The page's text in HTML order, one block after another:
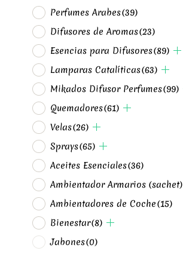
Perfumes Arabes(39)
Difusores de Aromas(23)
Esencias para Difusores(89)
Lamparas Catalíticas(63)
Mikados Difusor Perfumes(99)
Quemadores(61)
Velas(26)
Sprays(65)
Aceites Esenciales(36)
Ambientador Armarios (sachet)
Ambientadores de Coche(15)
Bienestar(8)
Jabones(0)